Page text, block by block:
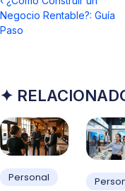
Negocio Rentable?: Guía
Paso
✦
Personal